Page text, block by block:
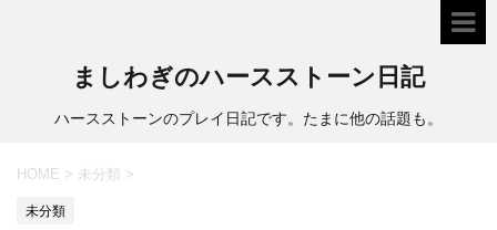
ましわぎのハースストーン日記
ハースストーンのプレイ日記です。たまに他の話題も。
HOME > 未分類 >
未分類